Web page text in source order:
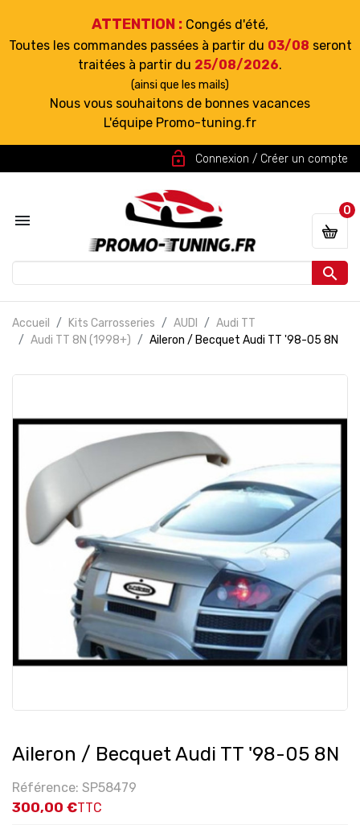
ATTENTION : Congés d'été,
Toutes les commandes passées à partir du 03/08 seront
traitées à partir du 25/08/2026.
(ainsi que les mails)
Nous vous souhaitons de bonnes vacances
L'équipe Promo-tuning.fr
lock_open Connexion / Créer un compte


0
Accueil Kits Carrosseries AUDI
Audi TT
Audi TT 8N (1998+)
Aileron / Becquet Audi TT '98-05 8N
Aileron / Becquet Audi TT '98-05 8N
Référence: SP58479
300,00 €TTC